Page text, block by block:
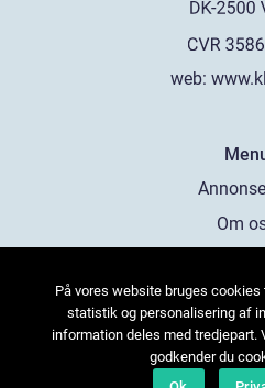
web:
Om
På vores website bruges
statistik og personalisering af
information deles med tredjepart.
godkender du